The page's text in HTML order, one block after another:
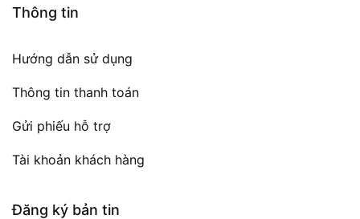
Thông tin
Hướng dẫn sử dụng
Thông tin thanh toán
Gửi phiếu hỗ trợ
Tài khoản khách hàng
Đăng ký bản tin